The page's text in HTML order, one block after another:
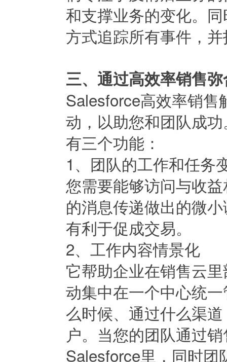
和支撑业务的变化。
方式追踪所有事件，
三、通过高效率销售
Salesforce高效率销售
动，以助您和团队成
有三个功能：
1、团队的工作和任务
您需要能够访问与收
的消息传递做出的微
有利于促成交易。
2、工作内容情景化
它帮助企业在销售云
动集中在一个中心统
么时候、通过什么渠
户。当您的团队通过
Salesforce里，同时团